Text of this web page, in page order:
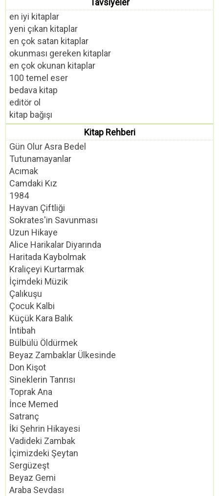
Tavsiyeler
en iyi kitaplar
yeni çıkan kitaplar
en çok satan kitaplar
okunması gereken kitaplar
en çok okunan kitaplar
100 temel eser
bedava kitap
editör ol
kitap bağışı
Kitap Rehberi
Gün Olur Asra Bedel
Tutunamayanlar
Acımak
Camdaki Kız
1984
Hayvan Çiftliği
Sokrates'in Savunması
Uzun Hikaye
Alice Harikalar Diyarında
Haritada Kaybolmak
Kraliçeyi Kurtarmak
İçimdeki Müzik
Çalıkuşu
Çocuk Kalbi
Küçük Kara Balık
İntibah
Bülbülü Öldürmek
Beyaz Zambaklar Ülkesinde
Don Kişot
Sineklerin Tanrısı
Toprak Ana
İnce Memed
Satranç
İki Şehrin Hikayesi
Vadideki Zambak
İçimizdeki Şeytan
Sergüzeşt
Beyaz Gemi
Araba Sevdası